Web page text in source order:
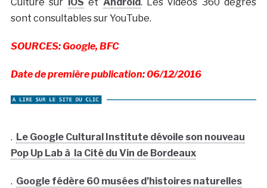
sont consultables sur YouTube.
SOURCES: Google, BFC
Date de première publication: 06/12/2016
. Le Google Cultural Institute dévoile son nouveau
Pop Up Lab à la Cité du Vin de Bordeaux
. Google fédère 60 musées d’histoires naturelles